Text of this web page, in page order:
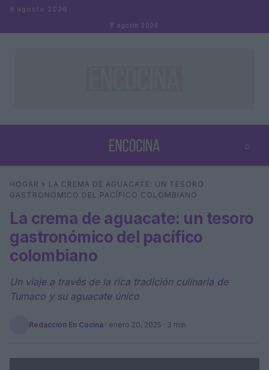
Saltar al contenido
8 agosto 2026
8 agosto 2026
⌕
Buscar
HOGAR » LA CREMA DE AGUACATE: UN TESORO
GASTRONÓMICO DEL PACÍFICO COLOMBIANO
La crema de aguacate: un tesoro
gastronómico del pacífico
colombiano
Un viaje a través de la rica tradición culinaria de
Tumaco y su aguacate único
Redacción En Cocina · enero 20, 2025 · 3 min